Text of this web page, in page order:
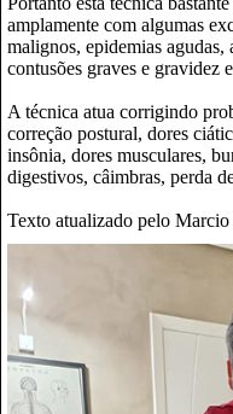
amplamente com algumas
malignos, epidemias agudas,
contusões graves e gravidez
A técnica atua corrigindo
correção postural, dores
insônia, dores musculares,
digestivos, câimbras, perda
Texto atualizado pelo